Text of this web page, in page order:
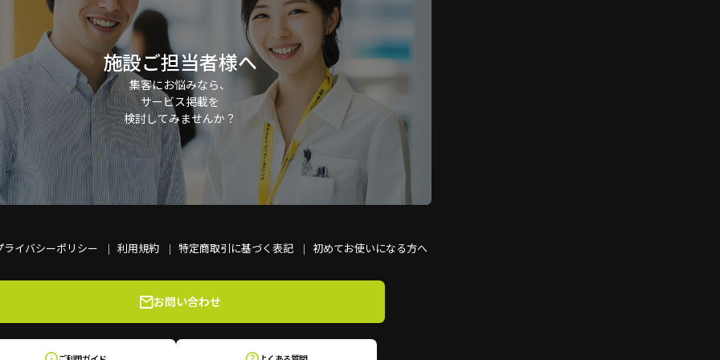
施設ご担当者様へ
集客にお悩みなら、
サービス掲載を
検討してみませんか？
ライバシーポリシー 利用規約 特定商取引に基づく表記 初めてお使いになる方へ
お問い合わせ